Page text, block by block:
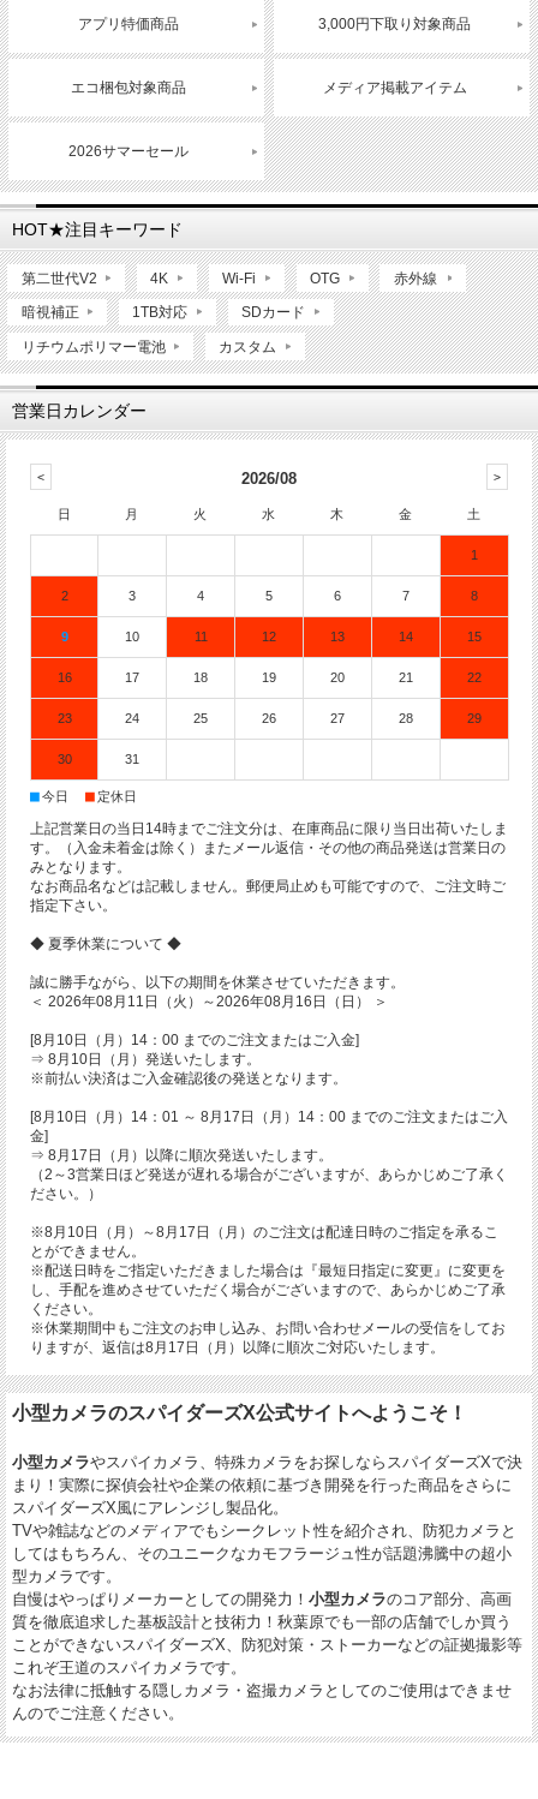
アプリ特価商品 3,000円下取り対象商品
エコ梱包対象商品 メディア掲載アイテム
2026サマーセール
HOT★注目キーワード
第二世代V2 4K Wi-Fi OTG 赤外線
暗視補正 1TB対応 SDカード
リチウムポリマー電池 カスタム
営業日カレンダー
2026/08
日 月 火 水 木 金 土
1
2 3 4 5 6 7 8
9 10 11 12 13 14 15
16 17 18 19 20 21 22
23 24 25 26 27 28 29
30 31
■今日 ■ 定休日
上記営業日の当日14時までご注文分は、在庫商品に限り当日出荷いたしま
す。（入金未着金は除く）またメール返信・その他の商品発送は営業日の
みとなります。
なお商品名などは記載しません。郵便局止めも可能ですので、ご注文時ご
指定下さい。
◆ 夏季休業について ◆
誠に勝手ながら、以下の期間を休業させていただきます。
＜ 2026年08月11日（火）～2026年08月16日（日） ＞
[8月10日（月）14：00 までのご注文またはご入金]
⇒ 8月10日（月）発送いたします。
※前払い決済はご入金確認後の発送となります。
[8月10日（月）14：01 ～ 8月17日（月）14：00 までのご注文またはご入
金]
⇒ 8月17日（月）以降に順次発送いたします。
（2～3営業日ほど発送が遅れる場合がございますが、あらかじめご了承く
ださい。）
※8月10日（月）～8月17日（月）のご注文は配達日時のご指定を承るこ
とができません。
※配送日時をご指定いただきました場合は『最短日指定に変更』に変更を
し、手配を進めさせていただく場合がございますので、あらかじめご了承
ください。
※休業期間中もご注文のお申し込み、お問い合わせメールの受信をしてお
りますが、返信は8月17日（月）以降に順次ご対応いたします。
小型カメラのスパイダーズX公式サイトへようこそ！
小型カメラやスパイカメラ、特殊カメラをお探しならスパイダーズXで決
まり！実際に探偵会社や企業の依頼に基づき開発を行った商品をさらに
スパイダーズX風にアレンジし製品化。
TVや雑誌などのメディアでもシークレット性を紹介され、防犯カメラと
してはもちろん、そのユニークなカモフラージュ性が話題沸騰中の超小
型カメラです。
自慢はやっぱりメーカーとしての開発力！ 小型カメラのコア部分、高画
質を徹底追求した基板設計と技術力！秋葉原でも一部の店舗でしか買う
ことができないスパイダーズX、防犯対策・ストーカーなどの証拠撮影等
これぞ王道のスパイカメラです。
なお法律に抵触する隠しカメラ・盗撮カメラとしてのご使用はできませ
んのでご注意ください。